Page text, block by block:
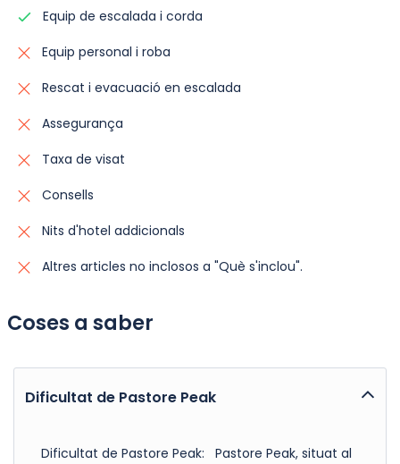
d'aquesta llista seria prendre una dutxa calenta i
Esmorzar, dinar i sopar inclosos,
Àpats:Esmorzar, Dinar i Sopar Inclosos,
Equip de escalada i corda
Equip personal i roba
Rescat i evacuació en escalada
Assegurança
Taxa de visat
Consells
Nits d'hotel addicionals
Altres articles no inclosos a "Què s'inclou".
Coses a saber
Dificultat de Pastore Peak
Dificultat de Pastore Peak: Pastore Peak, situat al